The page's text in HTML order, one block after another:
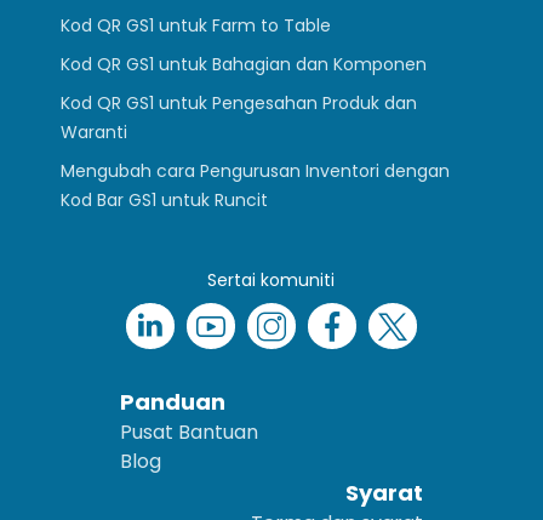
Kod QR GS1 untuk Farm to Table
Kod QR GS1 untuk Bahagian dan Komponen
Kod QR GS1 untuk Pengesahan Produk dan
Waranti
Mengubah cara Pengurusan Inventori dengan
Kod Bar GS1 untuk Runcit
Sertai komuniti
Panduan
Pusat Bantuan
Blog
Syarat